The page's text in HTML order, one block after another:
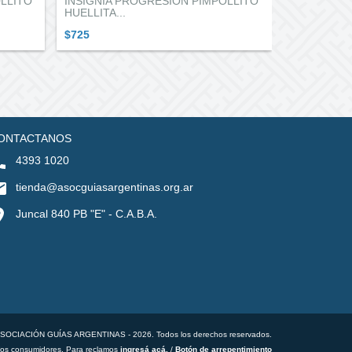
HUELLITA...
$725
4393 1020
tienda@asocguiasargentinas.org.ar
Juncal 840 PB "E" - C.A.B.A.
GUÍAS ARGENTINAS - 2026. Todos los derechos reservados.
consumidores. Para reclamos ingresá acá. / Botón de arrepentimiento